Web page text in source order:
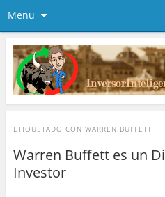
Menu
ETIQUETADO CON WARREN BUFFETT
Warren Buffett es un
Investor